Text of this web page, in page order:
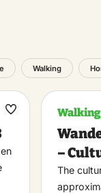
Walking
Maak
Walking
–
The